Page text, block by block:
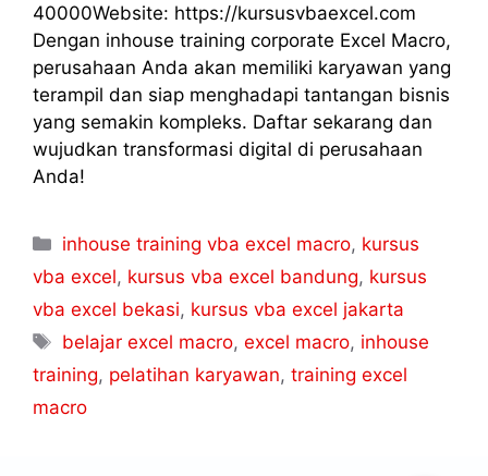
40000Website: https://kursusvbaexcel.com
Dengan inhouse training corporate Excel Macro,
perusahaan Anda akan memiliki karyawan yang
terampil dan siap menghadapi tantangan bisnis
yang semakin kompleks. Daftar sekarang dan
wujudkan transformasi digital di perusahaan
Anda!
inhouse training vba excel macro, kursus
vba excel, kursus vba excel bandung, kursus
vba excel bekasi, kursus vba excel jakarta
belajar excel macro,excel macro, inhouse
training, pelatihan karyawan, training excel
macro